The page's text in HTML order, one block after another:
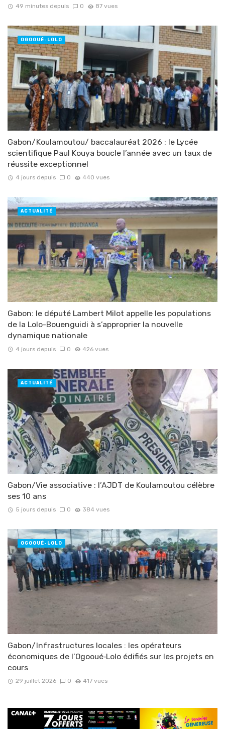
49 minutes depuis 0 87 vues
Gabon/Koulamoutou/ baccalauréat 2026 : le Lycée
scientifique Paul Kouya boucle l’année avec un taux de
réussite exceptionnel
4 jours depuis 0 440 vues
OGOOUÉ-LOLO
Gabon: le député Lambert Milot appelle les populations
de la Lolo-Bouenguidi à s’approprier la nouvelle
dynamique nationale
4 jours depuis 0 426 vues
ACTUALITÉ
Gabon/Vie associative : l’AJDT de Koulamoutou célèbre
ses 10 ans
5 jours depuis 0 384 vues
ACTUALITÉ
Gabon/Infrastructures locales : les opérateurs
économiques de l’Ogooué‑Lolo édifiés sur les projets en
cours
29 juillet 2026 0 417 vues
OGOOUÉ-LOLO